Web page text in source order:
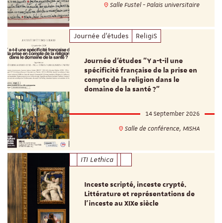
Salle Fustel - Palais universitaire
Journée d'études ReligiS
Journée d’études "Y a-t-il une
spécificité française de la prise en
compte de la religion dans le
domaine de la santé ?"
14 September 2026
Salle de conférence, MISHA
ITI Lethica
Inceste scripté, inceste crypté.
Littérature et représentations de
l’inceste au XIXe siècle